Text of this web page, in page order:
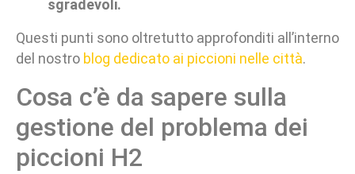
sgradevoli.
Questi punti sono oltretutto approfonditi all’interno
del nostro blog dedicato ai piccioni nelle città.
Cosa c’è da sapere sulla
gestione del problema dei
piccioni H2